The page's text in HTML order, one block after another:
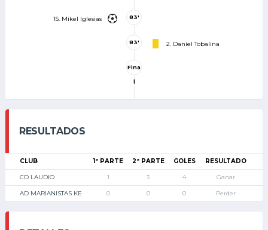
15. Mikel Iglesias 83'
2. Daniel Tobalina
83'
Fina
l
RESULTADOS
CLUB 1ª PARTE 2ª PARTE GOLES RESULTADO
CD LAUDIO 1 3 4 Ganar
AD MARIANISTAS KE 0 0 0 Perder